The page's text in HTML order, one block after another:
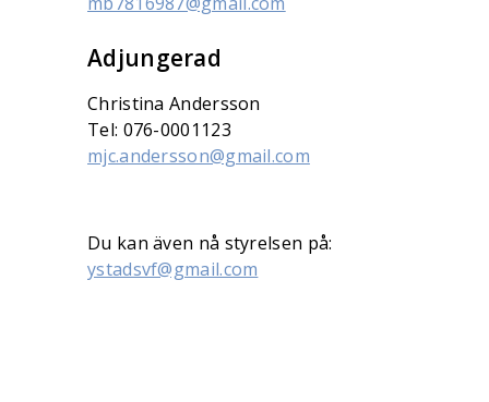
Adjungerad
Christina Andersson
Tel: 076-0001123
mjc.andersson@gmail.com
Du kan även nå styrelsen på:
ystadsvf@gmail.com